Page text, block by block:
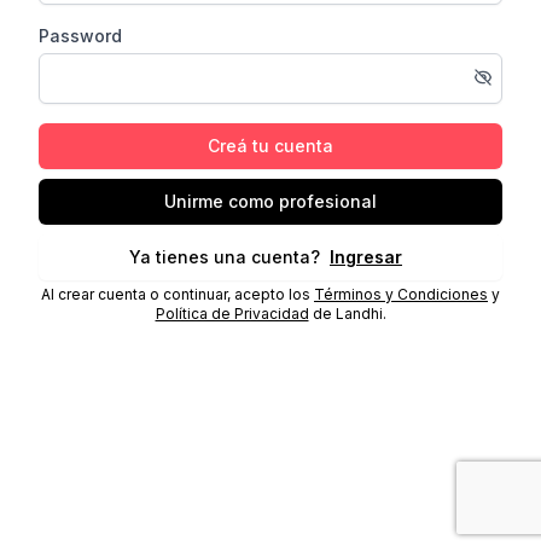
Password
Creá tu cuenta
Unirme como profesional
Ya tienes una cuenta? Ingresar
Al crear cuenta o continuar, acepto los Términos y Condiciones y
Política de Privacidad de Landhi.